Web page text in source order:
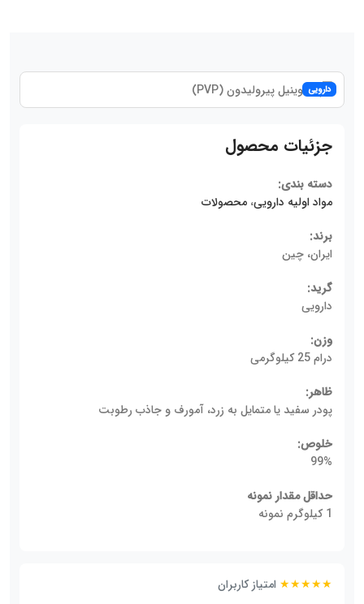
دارویی
جزئیات محصول
دسته بندی:
مواد اولیه دارویی، محصولات
برند:
ایران، چین
گرید:
دارویی
وزن:
درام 25 کیلوگرمی
ظاهر:
پودر سفید یا متمایل به زرد، آمورف و جاذب رطوبت
خلوص:
99%
حداقل مقدار نمونه
1 کیلوگرم نمونه
★★★★★ امتیاز کاربران